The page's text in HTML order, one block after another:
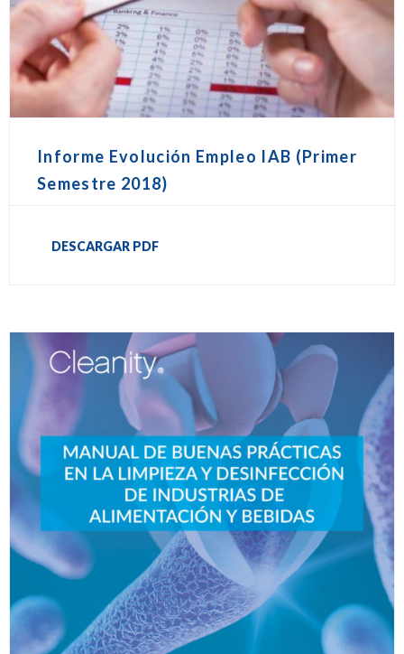
Informe Evolución Empleo IAB (Primer
Semestre 2018)
DESCARGAR PDF